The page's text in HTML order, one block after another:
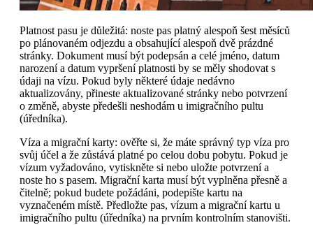
Platnost pasu je důležitá: noste pas platný alespoň šest měsíců
po plánovaném odjezdu a obsahující alespoň dvě prázdné
stránky. Dokument musí být podepsán a celé jméno, datum
narození a datum vypršení platnosti by se měly shodovat s
údaji na vízu. Pokud byly některé údaje nedávno
aktualizovány, přineste aktualizované stránky nebo potvrzení
o změně, abyste předešli neshodám u imigračního pultu
(úředníka).
Víza a migrační karty: ověřte si, že máte správný typ víza pro
svůj účel a že zůstává platné po celou dobu pobytu. Pokud je
vízum vyžadováno, vytiskněte si nebo uložte potvrzení a
noste ho s pasem. Migrační karta musí být vyplněna přesně a
čitelně; pokud budete požádáni, podepište kartu na
vyznačeném místě. Předložte pas, vízum a migrační kartu u
imigračního pultu (úředníka) na prvním kontrolním stanovišti.